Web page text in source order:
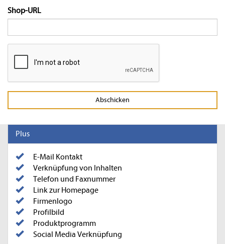
Shop-URL
Abschicken
Plus
E-Mail Kontakt
Verknüpfung von Inhalten
Telefon und Faxnummer
Link zur Homepage
Firmenlogo
Profilbild
Produktprogramm
Social Media Verknüpfung